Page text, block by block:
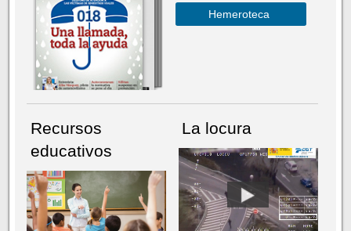
Hemeroteca
Recursos
educativos
La locura